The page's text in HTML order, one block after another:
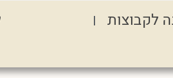
לקבוצות